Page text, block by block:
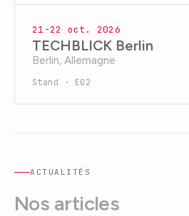
21-22 oct. 2026
TECHBLICK Berlin
Berlin, Allemagne
Stand · E02
ACTUALITÉS
Nos articles